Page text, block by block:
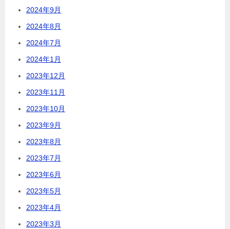
2024年9月
2024年8月
2024年7月
2024年1月
2023年12月
2023年11月
2023年10月
2023年9月
2023年8月
2023年7月
2023年6月
2023年5月
2023年4月
2023年3月